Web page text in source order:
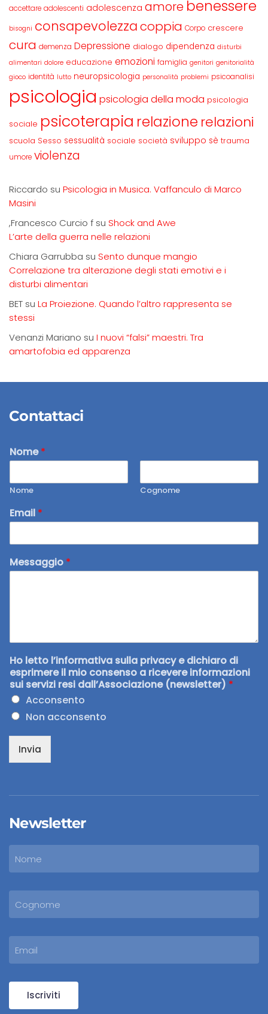
accettare adolescenti adolescenza amore benessere
bisogni consapevolezzacoppia Corpo crescere
cura demenza Depressione dialogo dipendenza disturbi
alimentari dolore educazione emozioni famiglia genitori genitorialità
gioco identità lutto neuropsicologia personalità problemi psicoanalisi
psicologia psicologia della moda psicologia
sociale psicoterapia relazione relazioni
scuola Sesso sessualità sociale società sviluppo sè trauma
umore violenza
Riccardo su Psicologia in Musica. Vaffanculo di Marco
Masini
,Francesco Curcio f su Shock and Awe
L’arte della guerra nelle relazioni
Chiara Garrubba su Sento dunque mangio
Correlazione tra alterazione degli stati emotivi e i
disturbi alimentari
BET su La Proiezione. Quando l’altro rappresenta se
stessi
Venanzi Mariano su I nuovi “falsi” maestri. Tra
amartofobia ed apparenza
Contattaci
Nome*
Nome Cognome
Email *
Messaggio *
Ho letto l’informativa sulla privacy e dichiaro di
esprimere il mio consenso a ricevere informazioni
sui servizi resi dall’Associazione (newsletter) *
Acconsento
Non acconsento
Invia
Newsletter
Iscriviti